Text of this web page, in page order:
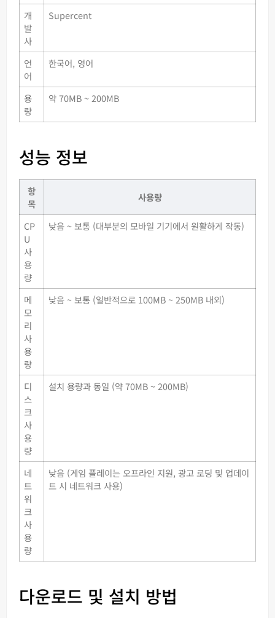
개
발
사
Supercent
언
어
한국어, 영어
용
량
약 70MB ~ 200MB
성능 정보
항
목
사용량
CP
U
사
용
량
낮음 ~ 보통 (대부분의 모바일 기기에서 원활하게 작동)
메
모
리
사
용
량
낮음 ~ 보통 (일반적으로 100MB ~ 250MB 내외)
디
스
크
사
용
량
설치 용량과 동일 (약 70MB ~ 200MB)
네
트
워
크
사
용
량
낮음 (게임 플레이는 오프라인 지원, 광고 로딩 및 업데이
트 시 네트워크 사용)
다운로드 및 설치 방법